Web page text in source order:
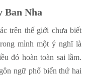
Ban Nha
trên thế giới chưa biết
mình một ý nghĩ là
đó hoàn toàn sai lầm.
ngữ phổ biến thứ hai